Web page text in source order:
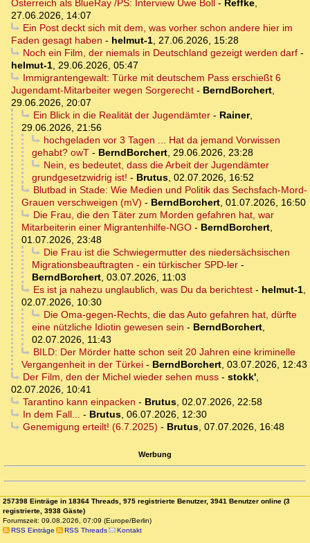
Österreich als BlueRay /PS: Interview Uwe Boll - Reffke,
27.06.2026, 14:07
Ein Post deckt sich mit dem, was vorher schon andere hier im
Faden gesagt haben - helmut-1, 27.06.2026, 15:28
Noch ein Film, der niemals in Deutschland gezeigt werden darf-
helmut-1, 29.06.2026, 05:47
Immigrantengewalt: Türke mit deutschem Pass erschießt 6
Jugendamt-Mitarbeiter wegen Sorgerecht - BerndBorchert,
29.06.2026, 20:07
Ein Blick in die Realität der Jugendämter- Rainer,
29.06.2026, 21:56
hochgeladen vor 3 Tagen ... Hat da jemand Vorwissen
gehabt? owT - BerndBorchert, 29.06.2026, 23:28
Nein, es bedeutet, dass die Arbeit der Jugendämter
grundgesetzwidrig ist! - Brutus, 02.07.2026, 16:52
Blutbad in Stade: Wie Medien und Politik das Sechsfach-Mord-
Grauen verschweigen (mV) - BerndBorchert, 01.07.2026, 16:50
Die Frau, die den Täter zum Morden gefahren hat, war
Mitarbeiterin einer Migrantenhilfe-NGO - BerndBorchert,
01.07.2026, 23:48
Die Frau ist die Schwiegermutter des niedersächsischen
Migrationsbeauftragten - ein türkischer SPD-ler -
BerndBorchert, 03.07.2026, 11:03
Es ist ja nahezu unglaublich, was Du da berichtest- helmut-1,
02.07.2026, 10:30
Die Oma-gegen-Rechts, die das Auto gefahren hat, dürfte
eine nützliche Idiotin gewesen sein - BerndBorchert,
02.07.2026, 11:43
BILD: Der Mörder hatte schon seit 20 Jahren eine kriminelle
Vergangenheit in der Türkei - BerndBorchert, 03.07.2026, 12:43
Der Film, den der Michel wieder sehen muss- stokk',
02.07.2026, 10:41
Tarantino kann einpacken - Brutus, 02.07.2026, 22:58
In dem Fall... - Brutus, 06.07.2026, 12:30
Genemigung erteilt! (6.7.2025) - Brutus, 07.07.2026, 16:48
Werbung
257398 Einträge in 18364 Threads, 975 registrierte Benutzer, 3941 Benutzer online (3
registrierte, 3938 Gäste)
Forumszeit: 09.08.2026, 07:09 (Europe/Berlin)
RSS Einträge
RSS Threads Kontakt